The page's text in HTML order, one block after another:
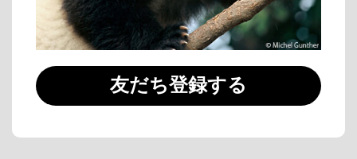
友だち登録する